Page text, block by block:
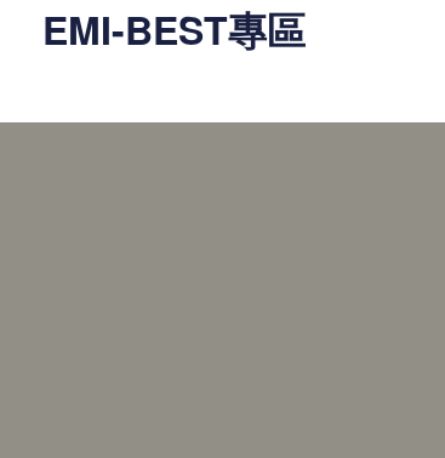
EMI-BEST專區